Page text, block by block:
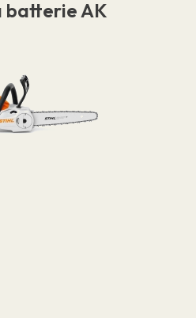
batterie AK